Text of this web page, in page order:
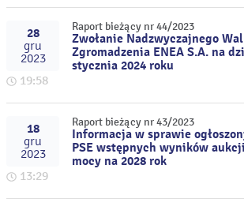
28
gru
2023
19:58
Raport bieżący nr 44/2023
Zwołanie Nadzwyczajnego
Zgromadzenia ENEA S.A. na
stycznia 2024 roku
18
gru
2023
13:29
Raport bieżący nr 43/2023
Informacja w sprawie
PSE wstępnych wyników
mocy na 2028 rok